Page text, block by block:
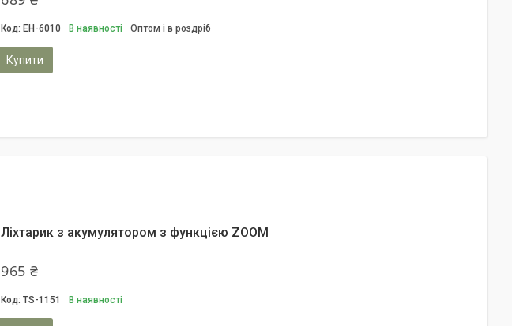
EH-6010 В наявності Оптом і в роздріб
Купити
Ліхтарик з акумулятором з функцією ZOOM
965 ₴
TS-1151 В наявності